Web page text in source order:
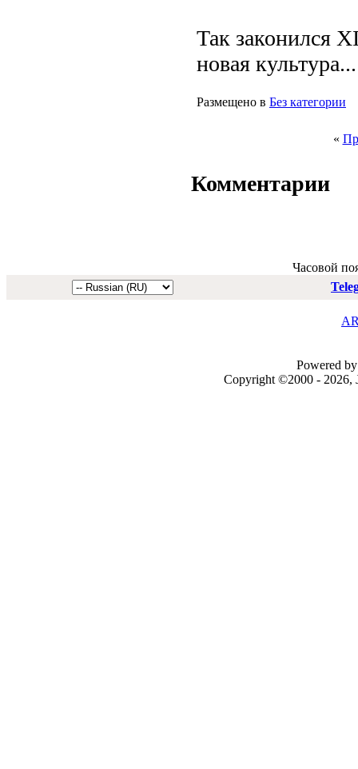
Так законился
новая культура...
Размещено в Без категории
«
Комментарии
Часовой
Powered
Copyright ©2000 - 2026,